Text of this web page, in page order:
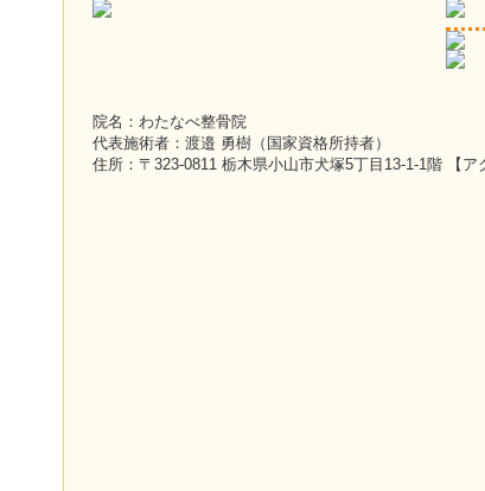
院名：わたなべ整骨院
代表施術者：渡邉 勇樹（国家資格所持者）
住所：〒323-0811 栃木県小山市犬塚5丁目13-1-1階 【